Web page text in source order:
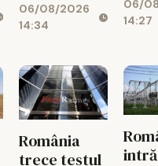
rutiere
decât din
tuberculozei
și a
drogurilor
06/08/2026
14:34
06/
14:27
România
trece testul